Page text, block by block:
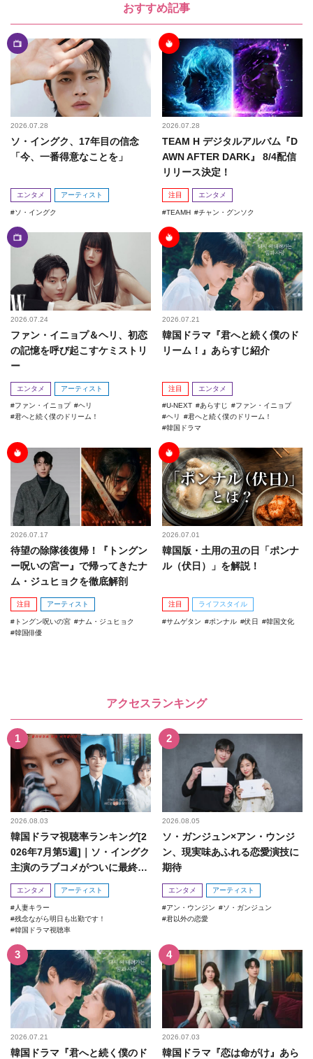
おすすめ記事
2026.07.28
ソ・イングク、17年目の信念
「今、一番得意なことを」
エンタメ アーティスト
ソ・イングク
2026.07.28
TEAM H デジタルアルバム『D
AWN AFTER DARK』 8/4配信
リリース決定！
注目 エンタメ
TEAMH チャン・グンソク
2026.07.24
ファン・イニョプ＆ヘリ、初恋
の記憶を呼び起こすケミストリ
ー
エンタメ アーティスト
ファン・イニョプ
ヘリ
君へと続く僕のドリーム！
2026.07.21
韓国ドラマ『君へと続く僕のド
リーム！』あらすじ紹介
注目 エンタメ
U-NEXT あらすじ
ファン・イニョプ
ヘリ
君へと続く僕のドリーム！
韓国ドラマ
2026.07.17
待望の除隊後復帰！『トングン
ー呪いの宮ー』で帰ってきたナ
ム・ジュヒョクを徹底解剖
注目 アーティスト
トングン呪いの宮
ナム・ジュヒョク
韓国俳優
2026.07.01
韓国版・土用の丑の日「ポンナ
ル（伏日）」を解説！
注目 ライフスタイル
サムゲタン ポンナル 伏日 韓国文化
アクセスランキング
2026.08.03
韓国ドラマ視聴率ランキング[2
026年7月第5週]｜ソ・イングク
主演のラブコメがついに最終
回！
エンタメ アーティスト
人妻キラー
残念ながら明日も出勤です！
韓国ドラマ視聴率
2026.08.05
ソ・ガンジュン×アン・ウンジ
ン、現実味あふれる恋愛演技に
期待
エンタメ アーティスト
アン・ウンジン
ソ・ガンジュン
君以外の恋愛
2026.07.21
韓国ドラマ『君へと続く僕のド
2026.07.03
韓国ドラマ『恋は命がけ』あら